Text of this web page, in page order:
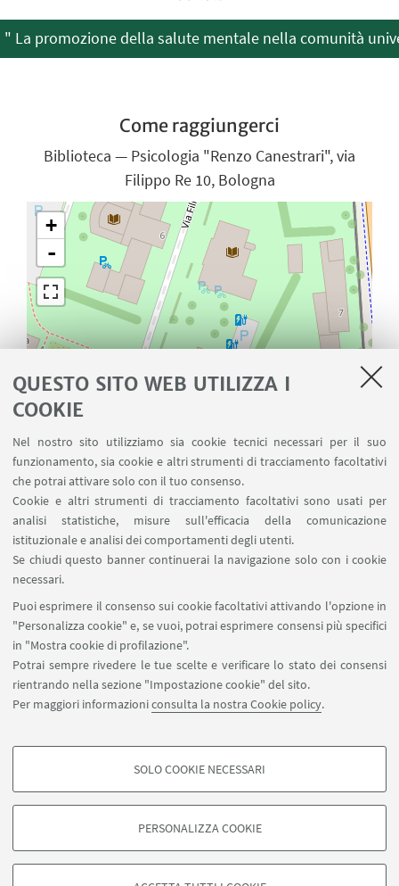
QUESTO SITO WEB UTILIZZA I
COOKIE
Nel nostro sito utilizziamo sia cookie tecnici necessari per il suo
funzionamento, sia cookie e altri strumenti di tracciamento facoltativi
che potrai attivare solo con il tuo consenso.
Cookie e altri strumenti di tracciamento facoltativi sono usati per
analisi statistiche, misure sull'efficacia della comunicazione
istituzionale e analisi dei comportamenti degli utenti.
Se chiudi questo banner continuerai la navigazione solo con i cookie
necessari.
Puoi esprimere il consenso sui cookie facoltativi attivando l'opzione in
"Personalizza cookie" e, se vuoi, potrai esprimere consensi più specifici
in "Mostra cookie di profilazione".
Potrai sempre rivedere le tue scelte e verificare lo stato dei consensi
rientrando nella sezione "Impostazione cookie" del sito.
Per maggiori informazioniconsulta la nostra Cookie policy.
COOKIE DI PROFILAZIONE - FACOLTATIVI
degli utenti, creare profili in base al loro comportamento sul sito, per analisi
di marketing.
SOLO COOKIE NECESSARI
PERSONALIZZA COOKIE
" La promozione della salute mentale nella comunità
Come raggiungerci
+
-
Leaflet
Biblioteca — Psicologia "Renzo Canestrari", via
Filippo Re 10, Bologna
CONTATTI
Antonella Guarino
Scrivi una mail
civuoleunacitta@unibo.it